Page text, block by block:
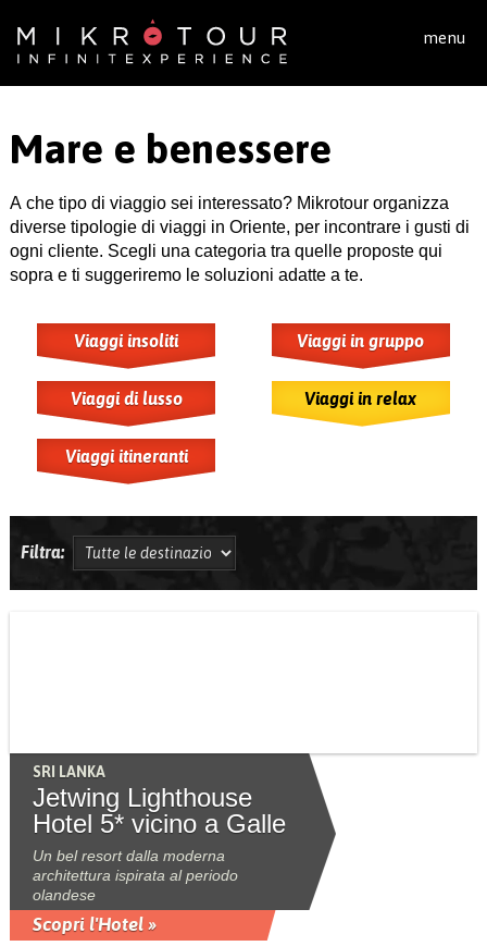
menu
Mare e benessere
A che tipo di viaggio sei interessato? Mikrotour organizza
diverse tipologie di viaggi in Oriente, per incontrare i gusti di
ogni cliente. Scegli una categoria tra quelle proposte qui
sopra e ti suggeriremo le soluzioni adatte a te.
Viaggi insoliti Viaggi in gruppo
Viaggi di lusso Viaggi in relax
Viaggi itineranti
Filtra:
SRI LANKA
Jetwing Lighthouse
Hotel 5* vicino a Galle
Un bel resort dalla moderna
architettura ispirata al periodo
olandese
Scopri l'Hotel »